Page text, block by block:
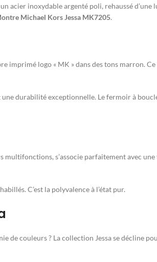
acier inoxydable argenté poli, rehaussé d’une
Michael Kors Jessa MK7205.
imprimé logo « MK » dans des tons marron.
durabilité exceptionnelle. Le fermoir à
s’associe parfaitement avec une
C’est la polyvalence à l’état pur.
de couleurs ? La collection Jessa se décline